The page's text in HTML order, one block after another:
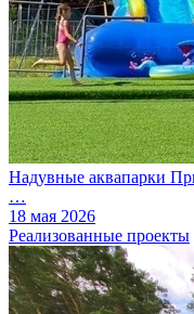
Надувные аквапарки
…
18 мая 2026
Реализованные проекты